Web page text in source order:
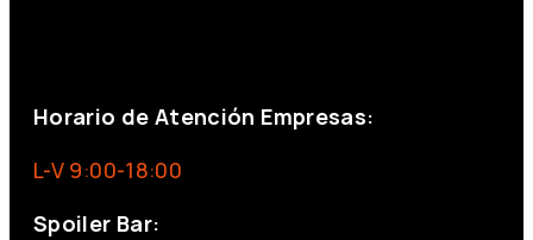
Horario de Atención Empresas:
L-V 9:00-18:00
Spoiler Bar: